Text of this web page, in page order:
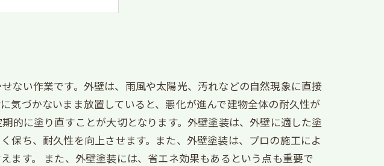
ない作業です。外壁は、雨風や太陽光、汚れなどの自然現象に直接
気づかないまま放置していると、悪化が進んで建物全体の耐久性が
的に塗り直すことが大切となります。外壁塗装は、外壁に適した塗
保ち、耐久性を向上させます。また、外壁塗装は、プロの施工によ
ます。 また、外壁塗装には、省エネ効果もあるという点も重要で